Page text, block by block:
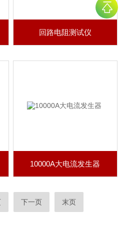
回路电阻测试仪
10000A大电流发生器
下一页 末页